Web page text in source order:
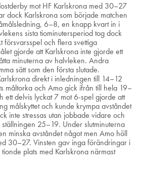
mot HF Karlskrona med 30–27
dock Karlskrona som började matchen
6–8, en knapp kvart in i
sista tiominutersperiod tog dock
försvarsspel och flera svettiga
gjorde att Karlskrona inte gjorde ett
minuterna av halvleken. Andra
sätt som den första slutade.
direkt i inledningen till 14–12
måltorka och Amo gick ifrån till hela 19–
ett delvis lyckat 7 mot 6-spel gjorde att
målskyttet och kunde krympa avståndet
inte stressas utan jobbade vidare och
25–19. Under slutminuterna
minska avståndet något men Amo höll
30–27. Vinsten gav inga förändringar i
plats med Karlskrona närmast